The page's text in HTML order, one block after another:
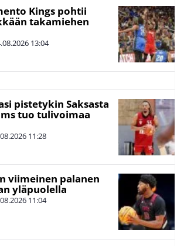
Kings pohtii
takamiehen
13:04
pistetykin Saksasta
tuo tulivoimaa
11:28
viimeinen palanen
yläpuolella
11:04